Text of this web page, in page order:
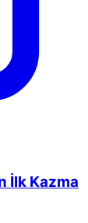
İlk Kazma